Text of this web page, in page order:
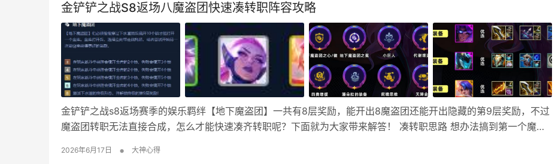
金铲铲之战S8返场八魔盗团快速凑转职阵容攻略
金铲铲之战s8返场赛季的娱乐羁绊【地下魔盗团】一共有8层奖励，能开出8魔盗团还能开出隐藏的第9层奖励，不过
魔盗团转职无法直接合成，怎么才能快速凑齐转职呢？下面就为大家带来解答！ 凑转职思路 想办法搞到第一个魔盗
莎弥拉+琴女(娑娜)+蔚+ez(伊泽瑞…
2026年6月17日 • 大神心得